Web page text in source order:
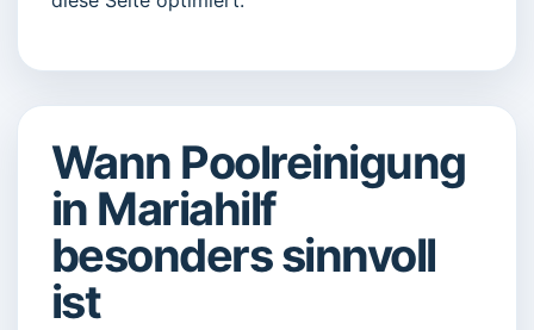
Wann Poolreinigung
in Mariahilf
besonders sinnvoll
ist